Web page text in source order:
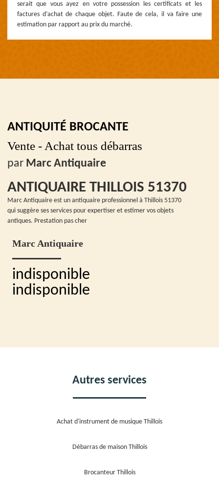
serait que vous ayez en votre possession les certificats et les
factures d’achat de chaque objet. Faute de cela, il va faire une
estimation par rapport au prix du marché.
ANTIQUITÉ BROCANTE
Vente - Achat tous débarras
par Marc Antiquaire
ANTIQUAIRE THILLOIS 51370
Marc Antiquaire est un antiquaire professionnel à Thillois 51370
qui suggère ses services pour expertiser et estimer vos objets
antiques. Prestation pas cher
Marc Antiquaire
indisponible
indisponible
Autres services
Achat d'instrument de musique Thillois
Débarras de maison Thillois
Brocanteur Thillois